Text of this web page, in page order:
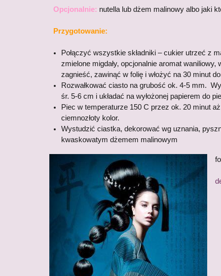
Opcjonalnie: nutella lub dżem malinowy albo jaki
Przygotowanie:
Połączyć wszystkie składniki – cukier utrzeć z
zmielone migdały, opcjonalnie aromat
zagnieść, zawinąć w folię i włożyć na 30 minut
Rozwałkować ciasto na grubość ok. 4-5 mm.
śr. 5-6 cm i układać na wyłożonej papierem do
Piec w temperaturze 150 C przez ok. 20 minut
ciemnozłoty kolor.
Wystudzić ciastka, dekorować wg uznania,
kwaskowatym dżemem malinowym